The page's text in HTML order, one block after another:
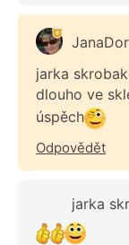
jarka
dlouho ve
úspěch
Odpovědět
jarka